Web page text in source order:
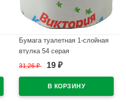
Бумага туалетная 1-слойная
втулка 54 серая
Классическая (Ст.40)
31,26₽ 19 ₽